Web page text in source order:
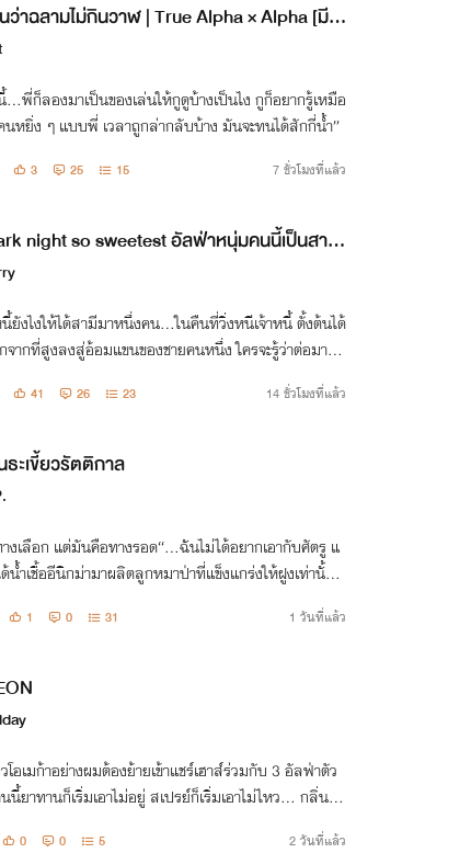
ว่าฉลามไม่กินวาฬ | True Alpha × Alpha [มี E
พี่ก็ลองมาเป็นของเล่นให้กูดูบ้างเป็นไง กูก็อยากรู้เหมือ
หยิ่ง ๆ แบบพี่ เวลาถูกล่ากลับบ้าง มันจะทนได้สักกี่น้ำ”
3 25 15 7 ชั่วโมงที่แล้ว
night so sweetest อัลฟ่าหนุ่มคนนี้เป็นสามี
าอย่างไม่ได้ตั้งใจ [อัลฟ่าxโอเมก้า]
ยังไงให้ได้สามีมาหนึ่งคน…ในคืนที่วิ่งหนีเจ้าหนี้ ตั้งต้นได้
ากที่สูงลงสู่อ้อมแขนของชายคนหนึ่ง ใครจะรู้ว่าต่อมาเขา
41 26 23 14 ชั่วโมงที่แล้ว
ะเขี้ยวรัตติกาล
งเลือก แต่มันคือทางรอด“…ฉันไม่ได้อยากเอากับศัตรู แ
น้ำเชื้ออีนิกม่ามาผลิตลูกหมาป่าที่แข็งแกร่งให้ฝูงเท่านั้น
ะ!…”1 0 31 1 วันที่แล้ว
โอเมก้าอย่างผมต้องย้ายเข้าแชร์เฮาส์ร่วมกับ 3 อัลฟ่าตัว
นี้ยาทานก็เริ่มเอาไม่อยู่ สเปรย์ก็เริ่มเอาไม่ไหว... กลิ่นหอ
0 0 5 2 วันที่แล้ว